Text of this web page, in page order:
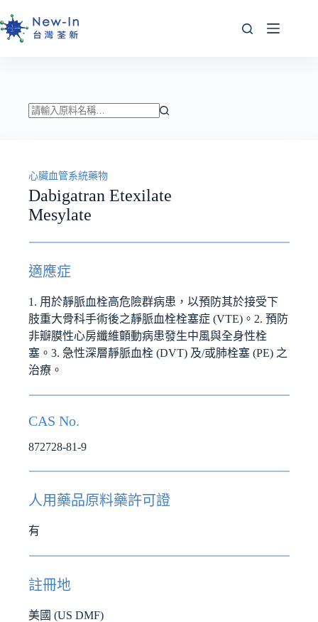
至
主
符
合
條
的
結
果
心臟血管系統藥物
Dabigatran Etexilate
Mesylate
適應症
1. 用於靜脈血栓高危險群病患，以預防其於接受下
肢重大骨科手術後之靜脈血栓栓塞症 (VTE)。2. 預防
非瓣膜性心房纖維顫動病患發生中風與全身性栓
塞。3. 急性深層靜脈血栓 (DVT) 及/或肺栓塞 (PE) 之
治療。
CAS No.
872728-81-9
人用藥品原料藥許可證
有
註冊地
美國 (US DMF)